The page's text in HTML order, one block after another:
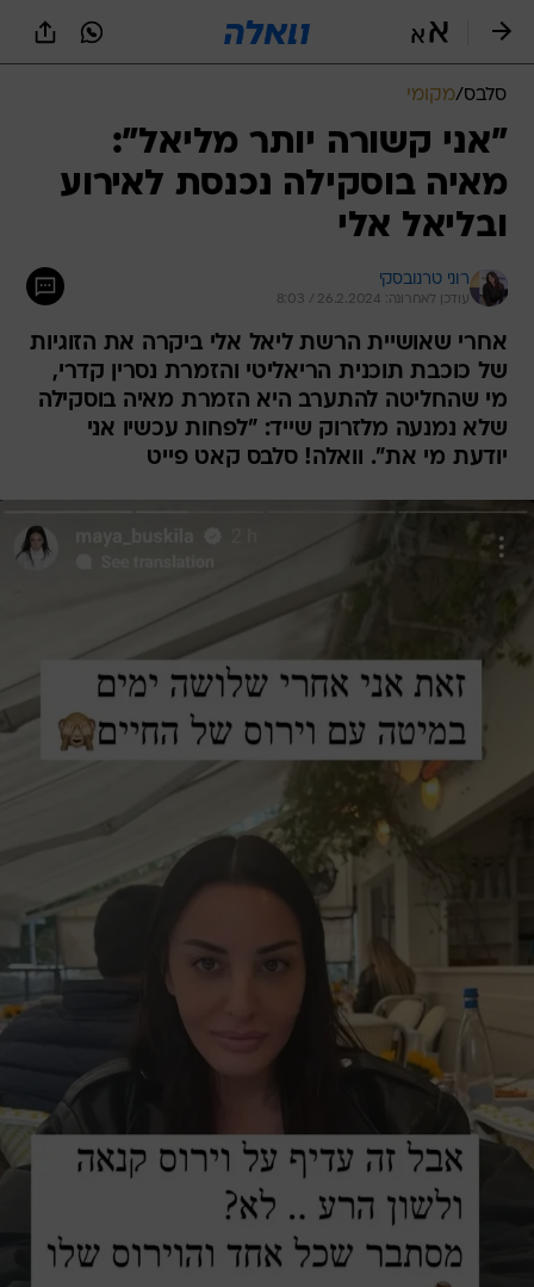
סלבס/מקומי
"אני קשורה יותר מליאל":
מאיה בוסקילה נכנסת לאירוע
ובליאל אלי
רוני טרנובסקי
עודכן לאחרונה: 26.2.2024 / 8:03
אחרי שאושיית הרשת ליאל אלי ביקרה את הזוגיות
של כוכבת תוכנית הריאליטי והזמרת נסרין קדרי,
מי שהחליטה להתערב היא הזמרת מאיה בוסקילה
שלא נמנעה מלזרוק שייד: "לפחות עכשיו אני
יודעת מי את". וואלה! סלבס קאט פייט